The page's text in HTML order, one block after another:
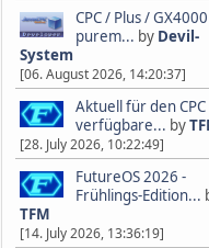
CPC / Plus /
purem... by Devil-
System
[06. August 2026, 14:20:37]
Aktuell für den CPC
verfügbare... by
[28. July 2026, 10:22:49]
FutureOS 2026 -
Frühlings-Edition...
TFM
[14. July 2026, 13:36:19]